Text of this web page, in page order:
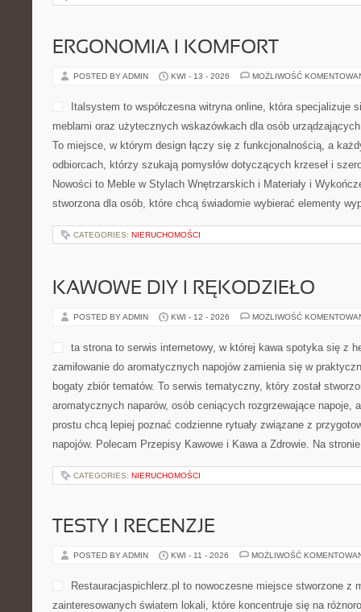
ERGONOMIA I KOMFORT
POSTED BY ADMIN KWI - 13 - 2026 MOŻLIWOŚĆ
Italsystem to współczesna witryna online, która specjalizuje
meblami oraz użytecznych wskazówkach dla osób
To miejsce, w którym design łączy się z funkcjonalnością, a
odbiorcach, którzy szukają pomysłów dotyczących krzeseł i
Nowości to Meble w Stylach Wnętrzarskich i Materiały i
stworzona dla osób, które chcą świadomie wybierać elementy
CATEGORIES: NIERUCHOMOŚCI
KAWOWE DIY I RĘKODZIEŁO
POSTED BY ADMIN KWI - 12 - 2026 MOŻLIWOŚĆ
ta strona to serwis internetowy, w której kawa spotyka się z
zamiłowanie do aromatycznych napojów zamienia się w
bogaty zbiór tematów. To serwis tematyczny, który został
aromatycznych naparów, osób ceniących rozgrzewające napoje,
prostu chcą lepiej poznać codzienne rytuały związane z
napojów. Polecam Przepisy Kawowe i Kawa a Zdrowie. Na
CATEGORIES: NIERUCHOMOŚCI
TESTY I RECENZJE
POSTED BY ADMIN KWI - 11 - 2026 MOŻLIWOŚĆ
Restauracjaspichlerz.pl to nowoczesne miejsce stworzone z
zainteresowanych światem lokali, które koncentruje się na